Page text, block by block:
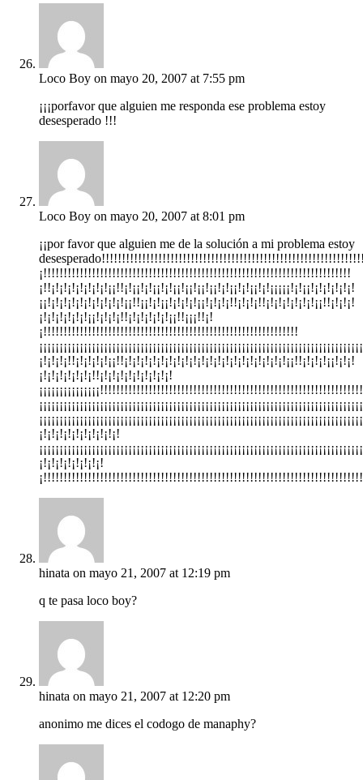
Loco Boy on mayo 20, 2007 at 7:55 pm
¡¡¡porfavor que alguien me responda ese problema estoy
desesperado !!!
Loco Boy on mayo 20, 2007 at 8:01 pm
¡¡por favor que alguien me de la solución a mi problema estoy
¡!!!!!!!!!!!!!!!!!!!!!!!!!!!!!!!!!!!!!!!!!!!!!!!!!!!!!!!!!!!!!!!!!!!!!!!!!!!!
¡!!¡!¡!¡!¡!¡!¡!¡!¡¡!!¡!¡¡!¡!¡¡!¡!¡¡!¡¡!¡¡!¡¡!¡!¡¡!¡!¡¡!¡!¡¡¡¡¡!¡!¡¡!¡!¡!¡!¡!¡!
¡¡!¡!¡!¡!¡!¡!¡!¡!¡!¡!¡¡!!¡¡!¡!¡¡!¡!¡!¡!¡¡!¡!¡!¡!!¡!¡!¡!!¡!¡!¡!¡!¡!¡!¡¡!!¡!¡!¡!
¡!¡!¡!¡!¡!¡!¡¡!¡!¡!¡!!¡!¡!¡!¡!¡!¡¡!!¡¡¡!!¡!
¡!!!!!!!!!!!!!!!!!!!!!!!!!!!!!!!!!!!!!!!!!!!!!!!!!!!!!!!!!!!!!!!
¡!¡!¡!¡!!¡!¡!¡!¡!¡¡!!¡!¡!¡!¡!¡!¡!¡!¡!¡!¡!¡!¡!¡!¡!¡!¡!¡!¡!¡!¡!¡¡!!¡!¡!¡!¡¡!¡!¡!
¡!¡!¡!¡!¡!¡!¡!!¡!¡!¡!¡!¡!¡!¡!¡!¡!
¡!¡!¡!¡!¡!¡!¡!¡!¡!¡!
¡!¡!¡!¡!¡!¡!¡!¡!
hinata on mayo 21, 2007 at 12:19 pm
q te pasa loco boy?
hinata on mayo 21, 2007 at 12:20 pm
anonimo me dices el codogo de manaphy?